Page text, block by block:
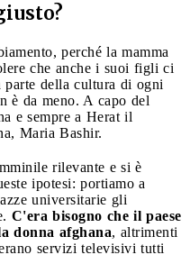
perché la mamma
che anche i suoi figli ci
parte della cultura di ogni
è da meno. A capo del
e sempre a Herat il
Maria Bashir.
rilevante e si è
ipotesi: portiamo a
universitarie gli
C'era bisogno che il paese
donna afghana, altrimenti
servizi televisivi tutti